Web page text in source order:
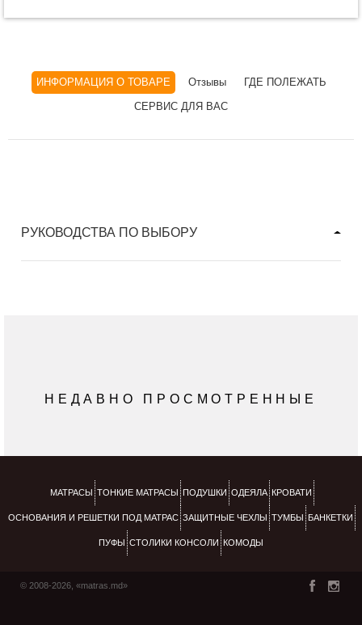
ИНФОРМАЦИЯ О ТОВАРЕ Отзывы
ГДЕ ПОЛЕЖАТЬ
СЕРВИС ДЛЯ ВАС
РУКОВОДСТВА ПО ВЫБОРУ
НЕДАВНО ПРОСМОТРЕННЫЕ
МАТРАСЫ ТОНКИЕ МАТРАСЫ ПОДУШКИ ОДЕЯЛА КРОВАТИ
ОСНОВАНИЯ И РЕШЕТКИ ПОД МАТРАС ЗАЩИТНЫЕ ЧЕХЛЫ ТУМБЫ БАНКЕТКИ
ПУФЫ СТОЛИКИ КОНСОЛИ КОМОДЫ
© 2008-2026, «matras.md»